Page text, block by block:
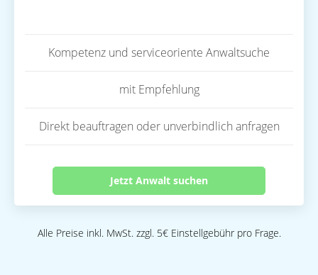
Kompetenz und serviceoriente Anwaltsuche
mit Empfehlung
Direkt beauftragen oder unverbindlich anfragen
Jetzt Anwalt suchen
Alle Preise inkl. MwSt. zzgl. 5€ Einstellgebühr pro Frage.